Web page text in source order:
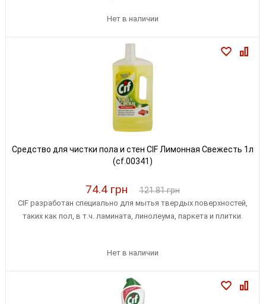
Нет в наличии
Средство для чистки пола и стен CIF Лимонная Свежесть 1л
(cf.00341)
74.4 грн 121.81 грн
CIF разработан специально для мытья твердых поверхностей,
таких как пол, в т.ч. ламината, линолеума, паркета и плитки.
Нет в наличии